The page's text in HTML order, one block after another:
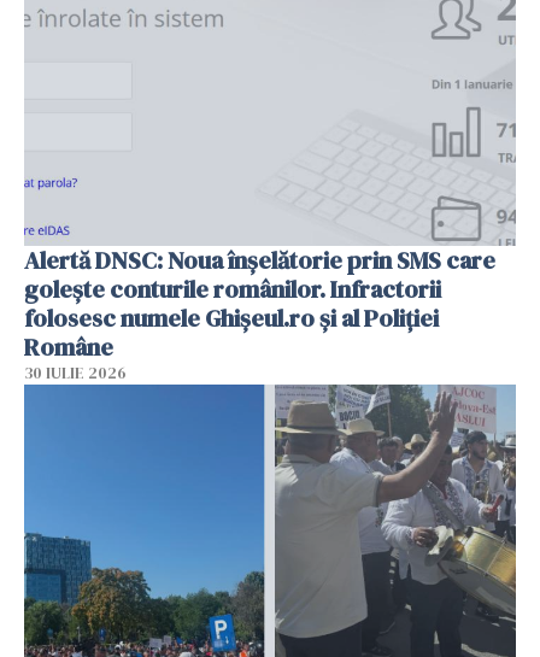
Alertă DNSC: Noua înșelătorie prin SMS care
golește conturile românilor. Infractorii
folosesc numele Ghișeul.ro și al Poliției
Române
30 IULIE 2026